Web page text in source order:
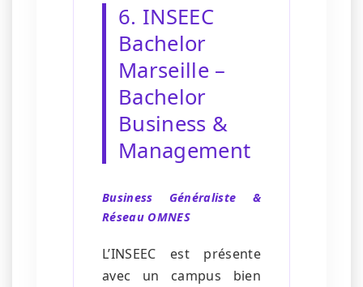
6. INSEEC
Bachelor
Marseille –
Bachelor
Business &
Management
Business Généraliste &
Réseau OMNES
L’INSEEC est présente
avec un campus bien